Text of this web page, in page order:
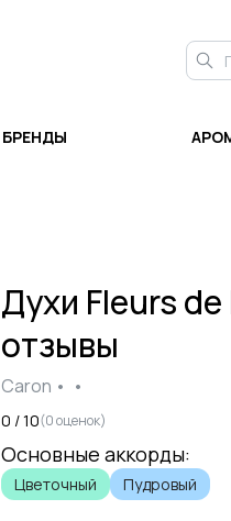
БРЕНДЫ
Духи Fleurs
отзывы
Caron • •
0 / 10(0оценок)
Основные аккорды:
Цветочный Пудровый